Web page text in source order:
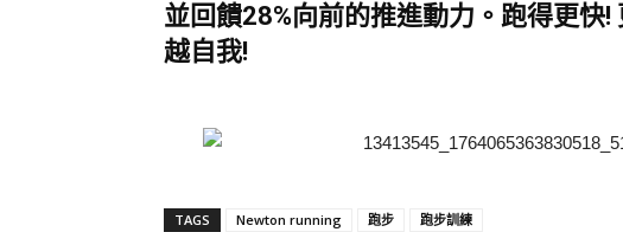
並回饋28%向前的推進動力。跑得更快
越自我!
TAGS Newton running 跑步 跑步訓練